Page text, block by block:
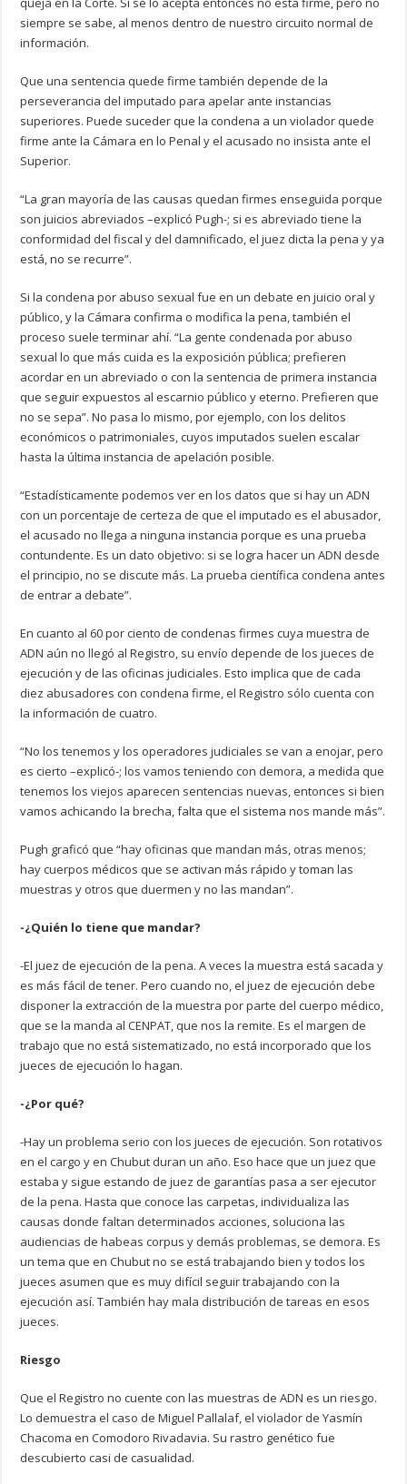
siempre se sabe, al menos dentro de nuestro circuito normal de
información.
Que una sentencia quede firme también depende de la
perseverancia del imputado para apelar ante instancias
superiores. Puede suceder que la condena a un violador quede
firme ante la Cámara en lo Penal y el acusado no insista ante el
Superior.
“La gran mayoría de las causas quedan firmes enseguida porque
son juicios abreviados –explicó Pugh-; si es abreviado tiene la
conformidad del fiscal y del damnificado, el juez dicta la pena y ya
está, no se recurre”.
Si la condena por abuso sexual fue en un debate en juicio oral y
público, y la Cámara confirma o modifica la pena, también el
proceso suele terminar ahí. “La gente condenada por abuso
sexual lo que más cuida es la exposición pública; prefieren
acordar en un abreviado o con la sentencia de primera instancia
que seguir expuestos al escarnio público y eterno. Prefieren que
no se sepa”. No pasa lo mismo, por ejemplo, con los delitos
económicos o patrimoniales, cuyos imputados suelen escalar
hasta la última instancia de apelación posible.
“Estadísticamente podemos ver en los datos que si hay un ADN
con un porcentaje de certeza de que el imputado es el abusador,
el acusado no llega a ninguna instancia porque es una prueba
contundente. Es un dato objetivo: si se logra hacer un ADN desde
el principio, no se discute más. La prueba científica condena antes
de entrar a debate”.
En cuanto al 60 por ciento de condenas firmes cuya muestra de
ADN aún no llegó al Registro, su envío depende de los jueces de
ejecución y de las oficinas judiciales. Esto implica que de cada
diez abusadores con condena firme, el Registro sólo cuenta con
la información de cuatro.
“No los tenemos y los operadores judiciales se van a enojar, pero
es cierto –explicó-; los vamos teniendo con demora, a medida que
tenemos los viejos aparecen sentencias nuevas, entonces si bien
vamos achicando la brecha, falta que el sistema nos mande más”.
Pugh graficó que “hay oficinas que mandan más, otras menos;
hay cuerpos médicos que se activan más rápido y toman las
muestras y otros que duermen y no las mandan”.
-¿Quién lo tiene que mandar?
-El juez de ejecución de la pena. A veces la muestra está sacada y
es más fácil de tener. Pero cuando no, el juez de ejecución debe
disponer la extracción de la muestra por parte del cuerpo médico,
que se la manda al CENPAT, que nos la remite. Es el margen de
trabajo que no está sistematizado, no está incorporado que los
jueces de ejecución lo hagan.
-¿Por qué?
-Hay un problema serio con los jueces de ejecución. Son rotativos
en el cargo y en Chubut duran un año. Eso hace que un juez que
estaba y sigue estando de juez de garantías pasa a ser ejecutor
de la pena. Hasta que conoce las carpetas, individualiza las
causas donde faltan determinados acciones, soluciona las
audiencias de habeas corpus y demás problemas, se demora. Es
un tema que en Chubut no se está trabajando bien y todos los
jueces asumen que es muy difícil seguir trabajando con la
ejecución así. También hay mala distribución de tareas en esos
jueces.
Riesgo
Que el Registro no cuente con las muestras de ADN es un riesgo.
Lo demuestra el caso de Miguel Pallalaf, el violador de Yasmín
Chacoma en Comodoro Rivadavia. Su rastro genético fue
descubierto casi de casualidad.